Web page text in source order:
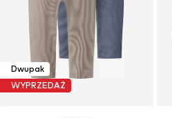
Dwupak
WYPRZEDAŻ